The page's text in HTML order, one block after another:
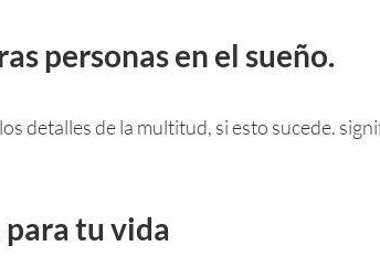
personas en el sueño.
detalles de la multitud, si esto sucede.
para tu vida